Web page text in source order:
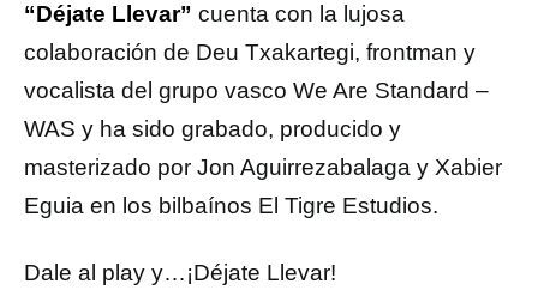
“Déjate Llevar” cuenta con la lujosa
colaboración de Deu Txakartegi, frontman y
vocalista del grupo vasco We Are Standard –
WAS y ha sido grabado, producido y
masterizado por Jon Aguirrezabalaga y Xabier
Eguia en los bilbaínos El Tigre Estudios.
Dale al play y…¡Déjate Llevar!